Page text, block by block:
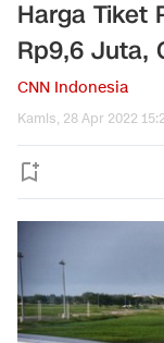
Harga Tiket
Rp9,6 Juta,
CNN Indonesia
Kamis, 28 Apr 2022